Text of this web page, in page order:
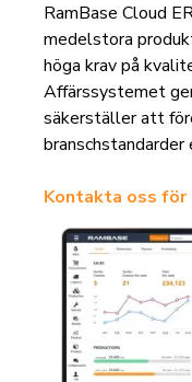
RamBase Cloud
medelstora
höga krav på
Affärssystemet
säkerställer att
Kontakta oss för